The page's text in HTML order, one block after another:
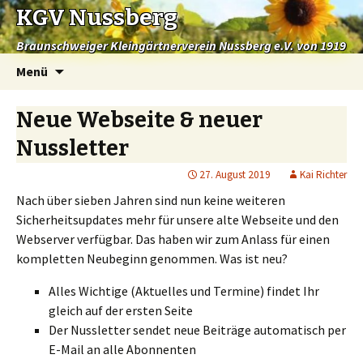
KGV Nussberg
Braunschweiger Kleingärtnerverein Nussberg e.V. von 1919
Menü
Springe
Neue Webseite & neuer
Nussletter
27. August 2019 Kai Richter
Nach über sieben Jahren sind nun keine weiteren
Sicherheitsupdates mehr für unsere alte Webseite und den
Webserver verfügbar. Das haben wir zum Anlass für einen
kompletten Neubeginn genommen. Was ist neu?
Alles Wichtige (Aktuelles und Termine) findet Ihr
gleich auf der ersten Seite
Der Nussletter sendet neue Beiträge automatisch per
E-Mail an alle Abonnenten